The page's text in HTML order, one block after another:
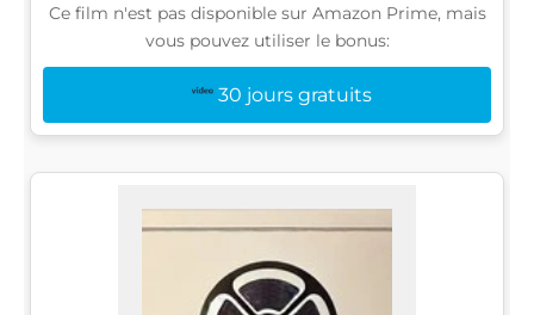
Ce film n'est pas disponible sur Amazon Prime, mais
vous pouvez utiliser le bonus:
30 jours gratuits